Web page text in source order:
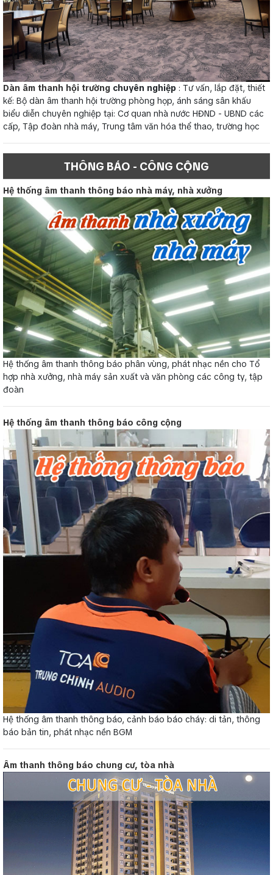
Dàn âm thanh hội trường chuyên nghiệp : Tư vấn, lắp đặt, thiết
kế: Bộ dàn âm thanh hội trường phòng họp, ánh sáng sân khấu
biểu diễn chuyên nghiệp tại: Cơ quan nhà nước HĐND - UBND các
cấp, Tập đoàn nhà máy, Trung tâm văn hóa thể thao, trường học
THÔNG BÁO - CÔNG CỘNG
Hệ thống âm thanh thông báo nhà máy, nhà xưởng
Hệ thống âm thanh thông báo phân vùng, phát nhạc nền cho Tổ
hợp nhà xưởng, nhà máy sản xuất và văn phòng các công ty, tập
đoàn
Hệ thống âm thanh thông báo công cộng
Hệ thống âm thanh thông báo, cảnh báo báo cháy: di tản, thông
báo bản tin, phát nhạc nền BGM
Âm thanh thông báo chung cư, tòa nhà